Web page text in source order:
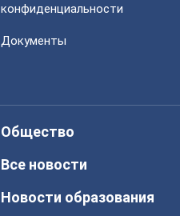
конфиденциальности
Документы
Общество
Все новости
Новости образования